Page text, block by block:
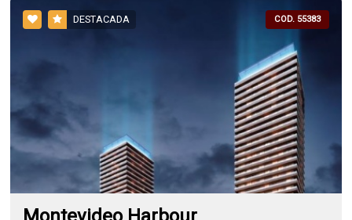
DESTACADA COD. 55383